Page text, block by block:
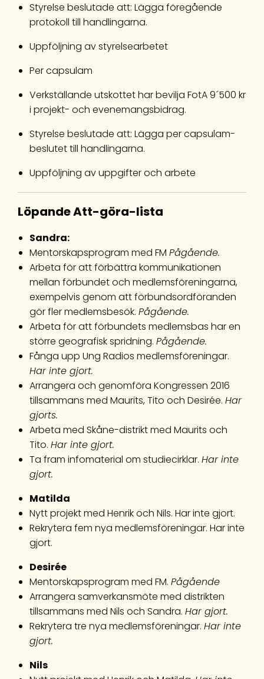
Styrelse beslutade att: Lägga föregående
protokoll till handlingarna.
Uppföljning av styrelsearbetet
Per capsulam
Verkställande utskottet har bevilja FotA 9´500 kr
i projekt- och evenemangsbidrag.
Styrelse beslutade att: Lägga per capsulam-
beslutet till handlingarna.
Uppföljning av uppgifter och arbete
Löpande Att-göra-lista
Sandra:
Mentorskapsprogram med FM Pågående.
Arbeta för att förbättra kommunikationen
mellan förbundet och medlemsföreningarna,
exempelvis genom att förbundsordföranden
gör fler medlemsbesök. Pågående.
Arbeta för att förbundets medlemsbas har en
större geografisk spridning. Pågående.
Fånga upp Ung Radios medlemsföreningar.
Har inte gjort.
Arrangera och genomföra Kongressen 2016
tillsammans med Maurits, Tito och Desirée. Har
gjorts.
Arbeta med Skåne-distrikt med Maurits och
Tito. Har inte gjort.
Ta fram infomaterial om studiecirklar. Har inte
gjort.
Matilda
Nytt projekt med Henrik och Nils. Har inte gjort.
Rekrytera fem nya medlemsföreningar. Har inte
gjort.
Desirée
Mentorskapsprogram med FM. Pågående
Arrangera samverkansmöte med distrikten
tillsammans med Nils och Sandra. Har gjort.
Rekrytera tre nya medlemsföreningar. Har inte
gjort.
Nils